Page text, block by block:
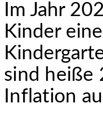
Im Jahr
Kinder
sind heiße
Inflation